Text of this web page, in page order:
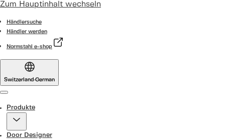
Zum Hauptinhalt wechseln
Händlersuche
Händler werden
Normstahl e-shop
Switzerland ·German
Produkte
Door Designer